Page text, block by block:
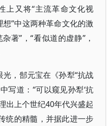
上又将“主流革命文化视
想”中这两种革命文化的激
著”，“看似道的虚静”，
光，郜元宝在《孙犁“抗战
写道：“可以窥见孙犁‘抗
出上个世纪40年代兴盛起
统的精髓，并据此进一步